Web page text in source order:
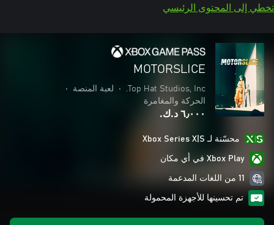
تخطي إلى المحتوى الرئيسي
MOTORSLICE
Top Hat Studios, Inc.
• لعبة المنصة
•
الحركة والمغامرة
٦٫٠٠٠ د.ك.‏
محسّنة لـ Xbox Series X|S
Xbox Play في أي مكان
11 من اللغات المدعمة
تم تحسينها للأجهزة المحمولة